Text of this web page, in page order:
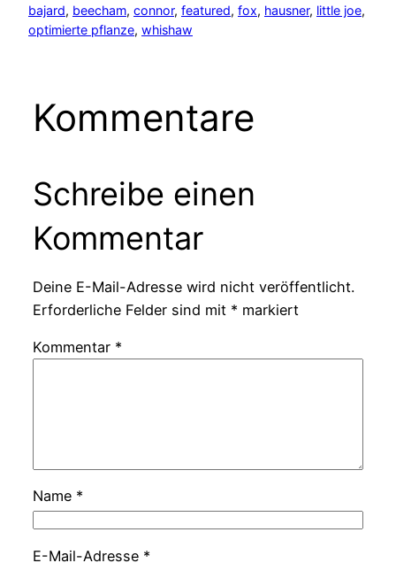
bajard, beecham, connor, featured, fox, hausner, little joe
optimierte pflanze, whishaw
Kommentare
Schreibe einen
Kommentar
Deine E-Mail-Adresse wird nicht veröffentlicht.
Erforderliche Felder sind mit * markiert
Kommentar *
Name *
E-Mail-Adresse *